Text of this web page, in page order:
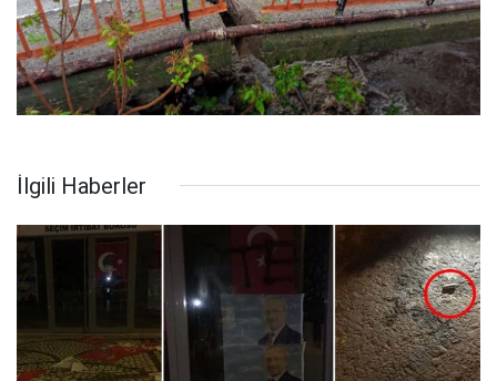
İlgili Haberler